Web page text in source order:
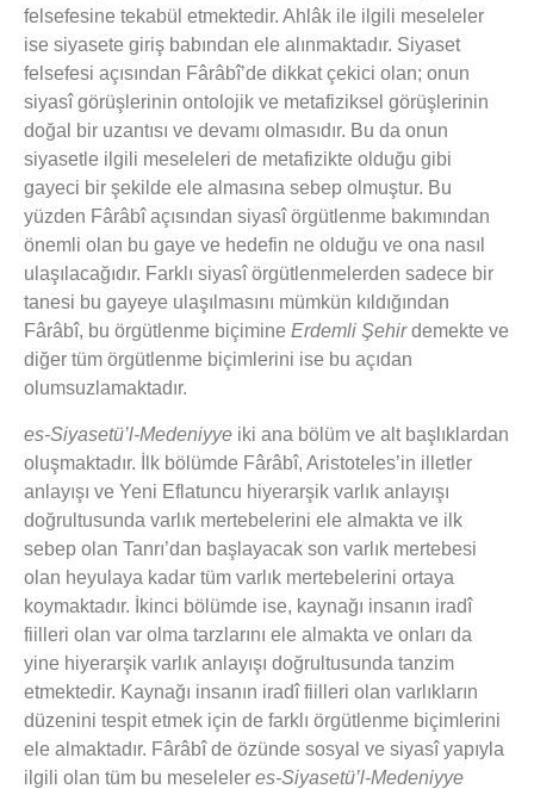
felsefesine tekabül etmektedir. Ahlâk ile ilgili meseleler
ise siyasete giriş babından ele alınmaktadır. Siyaset
felsefesi açısından Fârâbî’de dikkat çekici olan; onun
siyasî görüşlerinin ontolojik ve metafiziksel görüşlerinin
doğal bir uzantısı ve devamı olmasıdır. Bu da onun
siyasetle ilgili meseleleri de metafizikte olduğu gibi
gayeci bir şekilde ele almasına sebep olmuştur. Bu
yüzden Fârâbî açısından siyasî örgütlenme bakımından
önemli olan bu gaye ve hedefin ne olduğu ve ona nasıl
ulaşılacağıdır. Farklı siyasî örgütlenmelerden sadece bir
tanesi bu gayeye ulaşılmasını mümkün kıldığından
Fârâbî, bu örgütlenme biçimine Erdemli Şehirdemekte ve
diğer tüm örgütlenme biçimlerini ise bu açıdan
olumsuzlamaktadır.
es-Siyasetü’l-Medeniyye iki ana bölüm ve alt başlıklardan
oluşmaktadır. İlk bölümde Fârâbî, Aristoteles’in illetler
anlayışı ve Yeni Eflatuncu hiyerarşik varlık anlayışı
doğrultusunda varlık mertebelerini ele almakta ve ilk
sebep olan Tanrı’dan başlayacak son varlık mertebesi
olan heyulaya kadar tüm varlık mertebelerini ortaya
koymaktadır. İkinci bölümde ise, kaynağı insanın iradî
fiilleri olan var olma tarzlarını ele almakta ve onları da
yine hiyerarşik varlık anlayışı doğrultusunda tanzim
etmektedir. Kaynağı insanın iradî fiilleri olan varlıkların
düzenini tespit etmek için de farklı örgütlenme biçimlerini
ele almaktadır. Fârâbî de özünde sosyal ve siyasî yapıyla
ilgili olan tüm bu meseleler es-Siyasetü’l-Medeniyye